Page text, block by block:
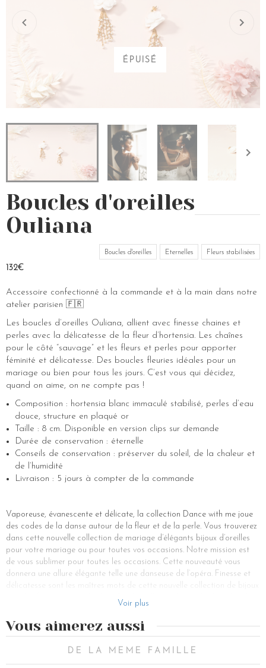
ÉPUISÉ
Boucles d'oreilles
Ouliana
Boucles d'oreilles Eternelles Fleurs stabilisées
132€
Accessoire confectionné à la commande et à la main dans notre
atelier parisien 🇫🇷
Les boucles d’oreilles Ouliana, allient avec finesse chaines et
perles avec la délicatesse de la fleur d’hortensia. Les chaînes
pour le côté “sauvage” et les fleurs et perles pour apporter
féminité et délicatesse. Des boucles fleuries idéales pour un
mariage ou bien pour tous les jours. C’est vous qui décidez,
quand on aime, on ne compte pas !
Composition : hortensia blanc immaculé stabilisé, perles d’eau
douce, structure en plaqué or
Taille : 8 cm. Disponible en version clips sur demande
Durée de conservation : éternelle
Conseils de conservation : préserver du soleil, de la chaleur et
de l’humidité
Livraison : 5 jours à compter de la commande
Vaporeuse, évanescente et délicate, la collection Dance with me joue
des codes de la danse autour de la fleur et de la perle. Vous trouverez
dans cette nouvelle collection de mariage d’élégants bijoux d’oreilles
pour votre mariage ou pour toutes vos occasions. Notre mission est
de vous sublimer pour toutes les occasions. Cette nouveauté vous
donnera une allure élégante telle une danseuse de l’opéra. Finesse et
pour les femmes avec des boucles d oreilles perles et des boucles d
oreilles fleurs. Vous retrouverez nos iconiques boucles ornées de fleurs
avec une nouveauté, nos boucles d oreilles perles pour briller à l infini.
Ce bijou d oreille peut aussi être un joli cadeau d anniversaire ou une
douce attention pour votre demoiselle d honneur. Mettre en valeur
Voir plus
Vous aimerez aussi
DE LA MEME FAMILLE